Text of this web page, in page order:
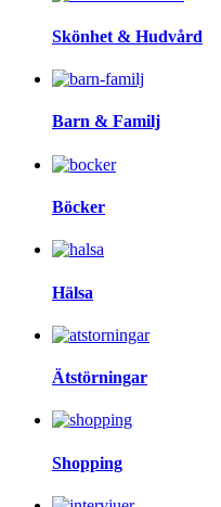
Skönhet & Hudvård
Barn & Familj
Böcker
Hälsa
Ätstörningar
Shopping